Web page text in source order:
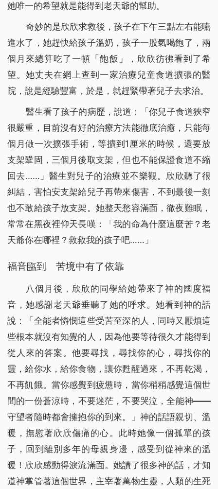
她唯一的希望就是能得到老天爺的幫助。
奇妙的是欣欣求救後，孩子在下午三點左右能嚥
進水了，她趕快給孩子溫奶，孩子一股氣喝飽了，兩
個月來總算吃了一頓「飽飯」，欣欣彷彿看到了希
望。她丈夫在網上查到一家治療兒童食道擴張的醫
院，說是經驗豐富，於是，就趕緊帶著兒子去求治。
醫生看了孩子的病歷，說道：「你兒子食道狹窄
很嚴重，目前沒有好的治療方法能徹底治癒，只能每
個月做一次擴張手術，等擴到1厘米的時候，還要放
支架鞏固，三個月後取支架，但也不能保證食道不縮
回去……」醫生對兒子的治療並不樂觀。欣欣聽了很
糾結，害怕安支架給兒子再帶來傷害，不到最後一刻
也不敢給孩子放支架。她整天愁容滿面，徹夜難眠，
常常在黑夜裡仰天長嘆：「我的命為什麼這麼苦？老
天爺你在哪裡？救救我的孩子吧……」
福音臨到 苦境中有了依靠
八個月後，欣欣的同學給她帶來了神的國度福
音，她感謝老天爺垂聽了她的呼求。她看到神的話
說：「 全能者憐憫這些受苦至深的人，同時又厭煩這
些根本就沒有知覺的人，因為他要等待很久才能得到
從人來的答案。他要尋找，尋找你的心，尋找你的
靈，給你水，給你食物，讓你甦醒過來，不再乾渴，
不再飢餓。當你感覺到疲憊時，當你稍稍感覺這個世
間的一份蒼涼時，不要迷茫，不要哭泣，全能神——
守望者隨時都會擁抱你的到來。
」神的話語親切、溫
暖，撫慰著欣欣傷痛的心。此時她像一個孤單的孩
子，回到離別多年的母親身邊，感受到從神來的溫
暖！欣欣感動得淚流滿面。她讀了很多神的話，才知
道神掌管著這個世界，主宰著萬物生靈，人類的生死